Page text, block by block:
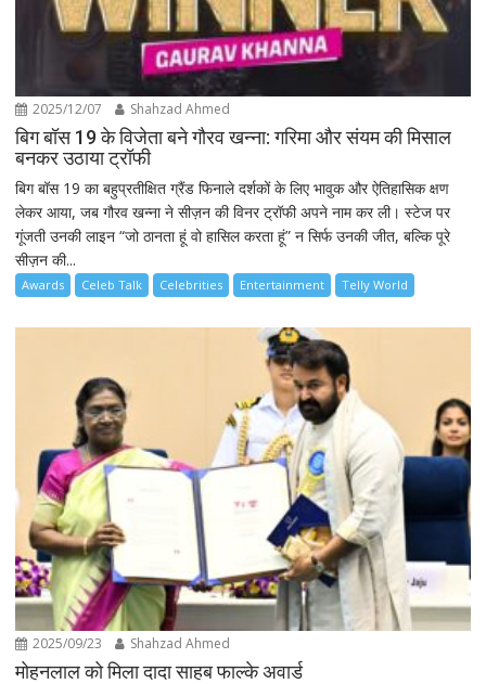
2025/12/07 Shahzad Ahmed
बिग बॉस 19 के विजेता बने गौरव खन्ना: गरिमा और संयम की मिसाल
बनकर उठाया ट्रॉफी
बिग बॉस 19 का बहुप्रतीक्षित ग्रैंड फिनाले दर्शकों के लिए भावुक और ऐतिहासिक क्षण
लेकर आया, जब गौरव खन्ना ने सीज़न की विनर ट्रॉफी अपने नाम कर ली। स्टेज पर
गूंजती उनकी लाइन “जो ठानता हूं वो हासिल करता हूं” न सिर्फ उनकी जीत, बल्कि पूरे
सीज़न की...
Awards Celeb Talk Celebrities Entertainment Telly World
2025/09/23 Shahzad Ahmed
मोहनलाल को मिला दादा साहब फाल्के अवार्ड